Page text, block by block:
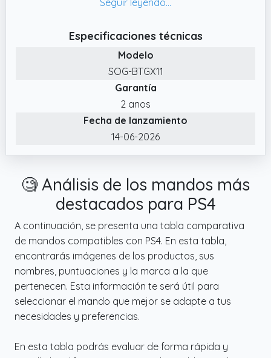
táctil! Convierte tu smartphone en una
auténtica videoconsola. Este mando es
compatible con todas las plataformas,
funciona con todos los teléfonos, tabletas,
Android TV boxes, Apple TV, PlayStation 4/3 e
incluso en tu PC sólo con cable.
✔️ CONECTA EL GAMEPAD Y COMIENZA A
procesos de instalación. Predator se
conecta a su dispositivo mediante la
tecnología bluetooth y funciona con todos
los juegos y aplicaciones para móviles que
permiten el uso de un mando de teléfono.
✔️ GARANTÍA DE 2 AÑOS : Cuando se juega
durante muchas horas es esencial tener un
equipo de juego de calidad. Este mando
movil ofrece la mejor relación calidad precio
para que puedas jugar a tus juegos
Especificaciones técnicas
Modelo
SOG-BTGX11
Garantía
2 anos
Fecha de lanzamiento
14-06-2026
🧐 Análisis de los mandos más
destacados para PS4
A continuación, se presenta una tabla comparativa
de mandos compatibles con PS4. En esta tabla,
encontrarás imágenes de los productos, sus
nombres, puntuaciones y la marca a la que
pertenecen. Esta información te será útil para
seleccionar el mando que mejor se adapte a tus
necesidades y preferencias.
En esta tabla podrás evaluar de forma rápida y